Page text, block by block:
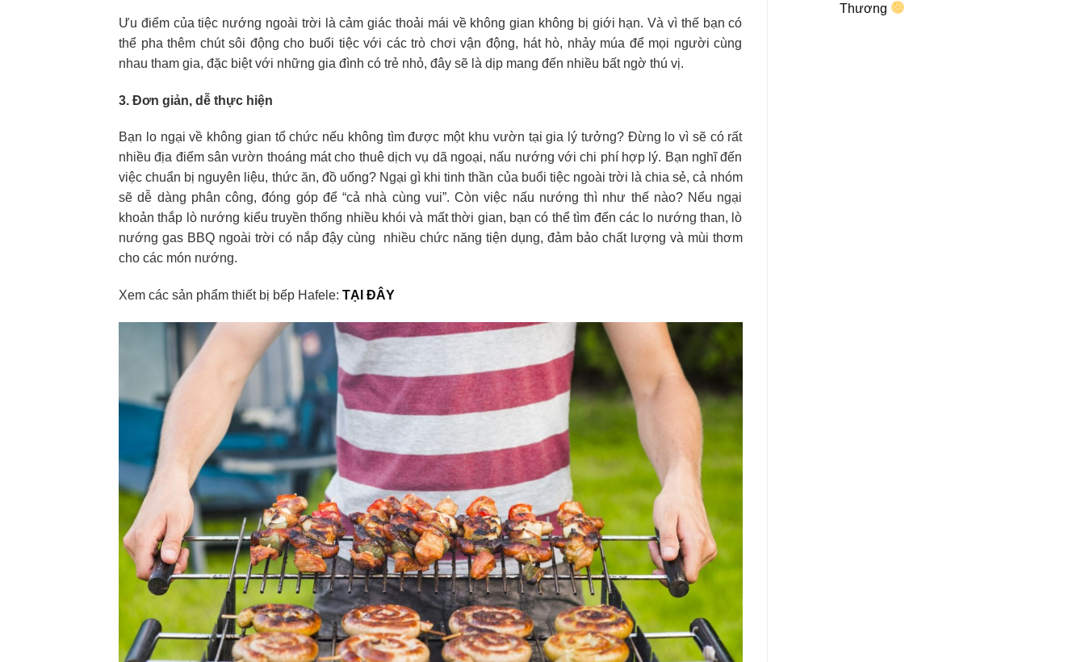
Ưu điểm của tiệc nướng ngoài trời là cảm giác thoải mái về không gian không bị giới hạn. Và vì thế bạn có
thể pha thêm chút sôi động cho buổi tiệc với các trò chơi vận động, hát hò, nhảy múa để mọi người cùng
nhau tham gia, đặc biệt với những gia đình có trẻ nhỏ, đây sẽ là dịp mang đến nhiều bất ngờ thú vị.
3. Đơn giản, dễ thực hiện
Bạn lo ngại về không gian tổ chức nếu không tìm được một khu vườn tại gia lý tưởng? Đừng lo vì sẽ có rất
nhiều địa điểm sân vườn thoáng mát cho thuê dịch vụ dã ngoại, nấu nướng với chi phí hợp lý. Bạn nghĩ đến
việc chuẩn bị nguyên liệu, thức ăn, đồ uống? Ngại gì khi tinh thần của buổi tiệc ngoài trời là chia sẻ, cả nhóm
sẽ dễ dàng phân công, đóng góp để “cả nhà cùng vui”. Còn việc nấu nướng thì như thế nào? Nếu ngại
khoản thắp lò nướng kiểu truyền thống nhiều khói và mất thời gian, bạn có thể tìm đến các lo nướng than, lò
nướng gas BBQ ngoài trời có nắp đậy cùng nhiều chức năng tiện dụng, đảm bảo chất lượng và mùi thơm
cho các món nướng.
Xem các sản phẩm thiết bị bếp Hafele: TẠI ĐÂY
Thương